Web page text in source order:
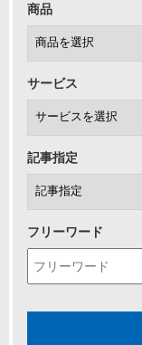
商品
サービス
記事指定
フリーワード